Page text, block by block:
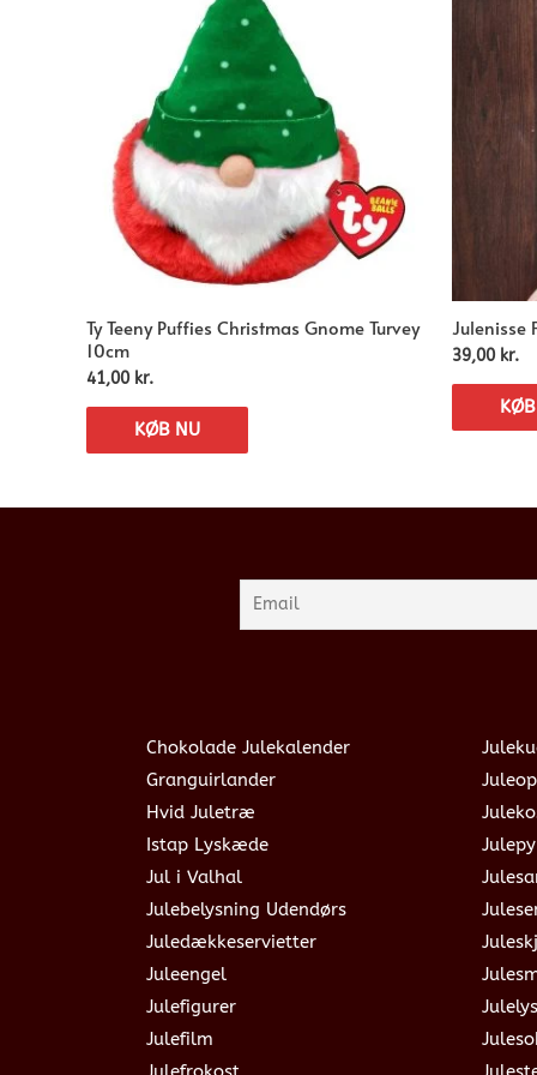
Ty Teeny Puffies Christmas Gnome Turvey
10cm
41,00 kr.
KØB NU
Julenisse
39,00 kr.
Chokolade Julekalender
Granguirlander
Hvid Juletræ
Istap Lyskæde
Jul i Valhal
Julebelysning Udendørs
Juledækkeservietter
Juleengel
Julefigurer
Julefilm